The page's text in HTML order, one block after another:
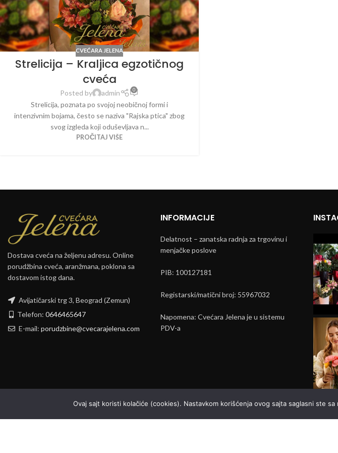
CVEĆARA JELENA
Strelicija – Kraljica egzotičnog
cveća
Posted by admin 0
Strelicija, poznata po svojoj neobičnoj formi i
intenzivnim bojama, često se naziva "Rajska ptica" zbog
svog izgleda koji oduševljava n...
PROČITAJ VIŠE
Dostava cveća na željenu adresu. Online
porudžbina cveća, aranžmana, poklona sa
dostavom istog dana.
Avijatičarski trg 3, Beograd (Zemun)
Telefon: 0646465647
E-mail: porudzbine@cvecarajelena.com
INFORMACIJE
Delatnost – zanatska radnja za trgovinu i
menjačke poslove
PIB: 100127181
Registarski/matični broj: 55967032
Napomena: Cvećara Jelena je u sistemu
PDV-a
Ovaj sajt koristi kolačiće (cookies). Nastavkom korišćenja ovog sajta saglasni ste